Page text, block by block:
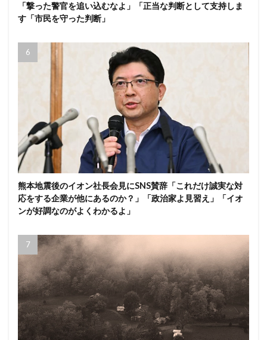
「撃った警官を追い込むなよ」「正当な判断として支持しま
す「市民を守った判断」
熊本地震後のイオン社長会見にSNS賛辞「これだけ誠実な対
応をする企業が他にあるのか？」「政治家よ見習え」「イオ
ンが好調なのがよくわかるよ」